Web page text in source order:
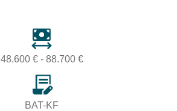
48.600 € - 88.700 €
BAT-KF